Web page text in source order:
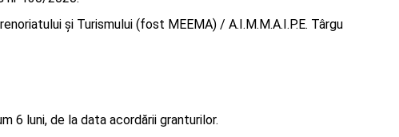
și Turismului (fost MEEMA) / A.I.M.M.A.I.P.E. Târgu
6 luni, de la data acordării granturilor.